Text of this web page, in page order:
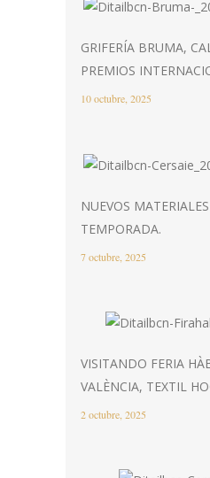
GRIFERÍA BRUMA,
PREMIOS
10 octubre, 2025
NUEVOS
TEMPORADA.
7 octubre, 2025
VISITANDO FERIA
VALÈNCIA, TEXTIL
2 octubre, 2025